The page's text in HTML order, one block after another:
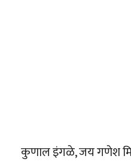
कुणाल इंगळे, जय गणेश